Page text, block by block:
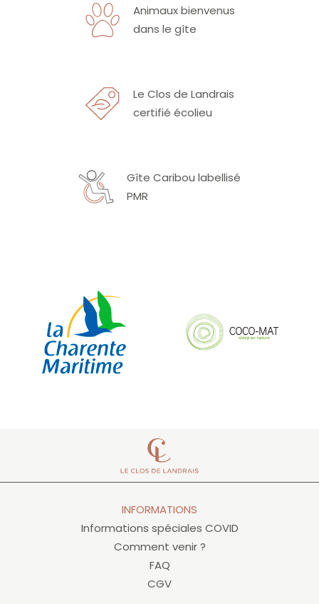
Animaux bienvenus
dans le gîte
Le Clos de Landrais
certifié écolieu
Gîte Caribou labellisé
PMR
INFORMATIONS
Informations spéciales COVID
Comment venir ?
FAQ
CGV